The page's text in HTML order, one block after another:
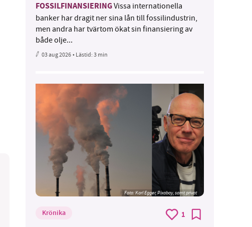
FOSSILFINANSIERINGVissa internationella
banker har dragit ner sina lån till fossilindustrin,
men andra har tvärtom ökat sin finansiering av
både olje...
03 aug 2026• Lästid:3 min
Foto:Karl Egger, Pixabay, samt privat
Krönika 1